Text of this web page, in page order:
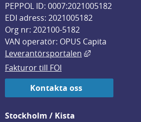
PEPPOL ID: 0007:2021005182
EDI adress: 2021005182
Org nr: 202100-5182
VAN operatör: OPUS Capita
Leverantörsportalen
Länk till
Fakturor till FOI
Kontakta oss
Stockholm / Kista